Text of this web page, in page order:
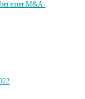
bei einer M&A-